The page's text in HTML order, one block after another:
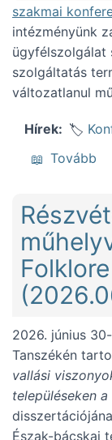
szakmai
intézményünk
ügyfélszolgálat
szolgáltatás
változatlanul
Hírek
Tovább
2026. június
Tanszékén
vallási
településeken
Észak-bácskai